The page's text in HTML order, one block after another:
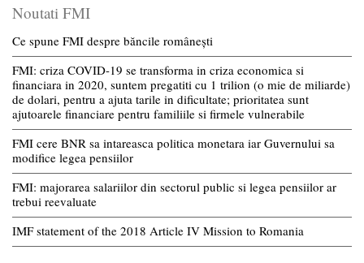
Noutati FMI
Ce spune FMI despre băncile românești
FMI: criza COVID-19 se transforma in criza economica si
financiara in 2020, suntem pregatiti cu 1 trilion (o mie de miliarde)
de dolari, pentru a ajuta tarile in dificultate; prioritatea sunt
ajutoarele financiare pentru familiile si firmele vulnerabile
FMI cere BNR sa intareasca politica monetara iar Guvernului sa
modifice legea pensiilor
FMI: majorarea salariilor din sectorul public si legea pensiilor ar
trebui reevaluate
IMF statement of the 2018 Article IV Mission to Romania